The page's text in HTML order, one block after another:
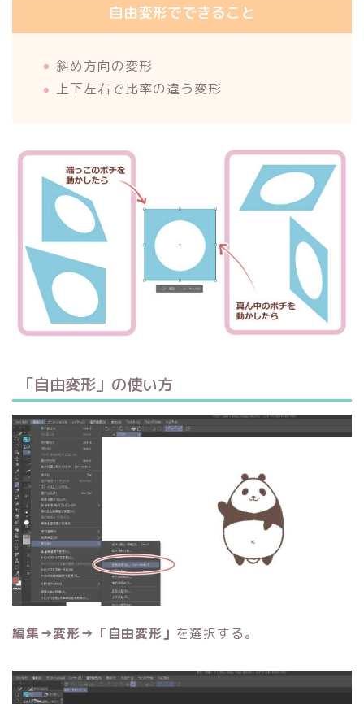
自由変形でできること
斜め方向の変形
上下左右で比率の違う変形
「自由変形」の使い方
編集→変形→「自由変形」 を選択する。